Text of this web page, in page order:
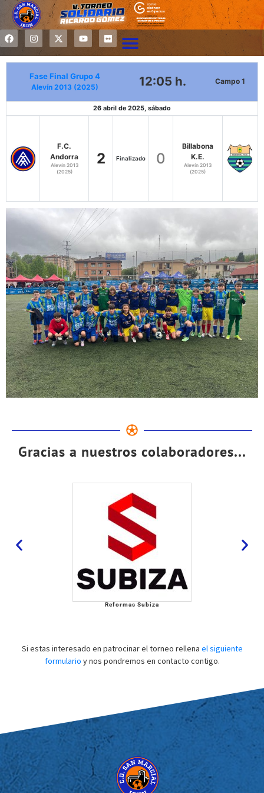
Fase Final Grupo 4
Alevín 2013 (2025) 12:05 h. Campo 1
26 abril de 2025, sábado
F.C.
Andorra
Alevín 2013
(2025)
2 Finalizado 0
Billabona
K.E.
Alevín 2013
(2025)
Gracias a nuestros colaboradores...
Reformas Subiza
Si estas interesado en patrocinar el torneo rellena el siguiente
formulario y nos pondremos en contacto contigo.